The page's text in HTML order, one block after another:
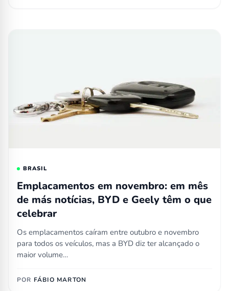
BRASIL
Emplacamentos em novembro: em mês
de más notícias, BYD e Geely têm o que
celebrar
Os emplacamentos caíram entre outubro e novembro
para todos os veículos, mas a BYD diz ter alcançado o
maior volume…
POR FÁBIO MARTON